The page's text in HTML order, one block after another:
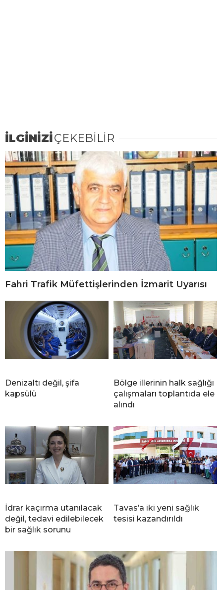
İLGİNİZİÇEKEBİLİR
Fahri Trafik Müfettişlerinden İzmarit Uyarısı
Denizaltı değil, şifa
kapsülü
Bölge illerinin halk sağlığı
çalışmaları toplantıda ele
alındı
İdrar kaçırma utanılacak
değil, tedavi edilebilecek
bir sağlık sorunu
Tavas’a iki yeni sağlık
tesisi kazandırıldı